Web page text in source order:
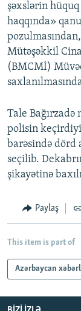
şəxslərin
haqqında»
Mütəşəkkil
(BMCMİ)
Tale Bağırzadə
polisin
barəsində dörd
seçilib.
şikayətinə
Paylaş
This item is part of
Azərbaycan